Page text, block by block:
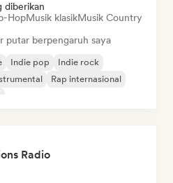
diberikan
HopMusik klasikMusik Country
putar berpengaruh saya
Indie pop
Indie rock
Rap internasional
Radio